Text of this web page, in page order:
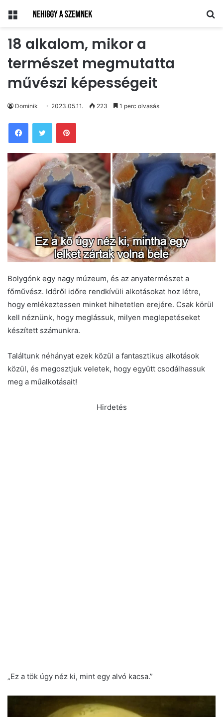
Menü
18 alkalom, mikor a
természet megmutatta
művészi képességeit
Dominik 2023.05.11. 223 1 perc olvasás
Pinterest
Bolygónk egy nagy múzeum, és az anyatermészet a
főművész. Időről időre rendkívüli alkotásokat hoz létre,
hogy emlékeztessen minket hihetetlen erejére. Csak körül
kell néznünk, hogy meglássuk, milyen meglepetéseket
készített számunkra.
Találtunk néhányat ezek közül a fantasztikus alkotások
közül, és megosztjuk veletek, hogy együtt csodálhassuk
meg a műalkotásait!
Hirdetés
„Ez a tök úgy néz ki, mint egy alvó kacsa.”